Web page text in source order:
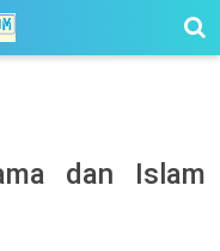
dan Islam